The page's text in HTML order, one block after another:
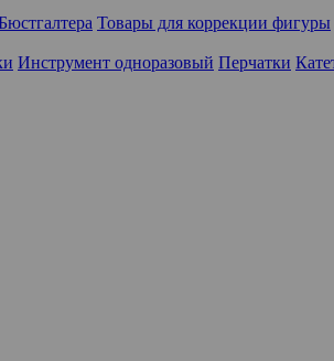
Товары для коррекции фигуры
Инструмент одноразовый Перчатки